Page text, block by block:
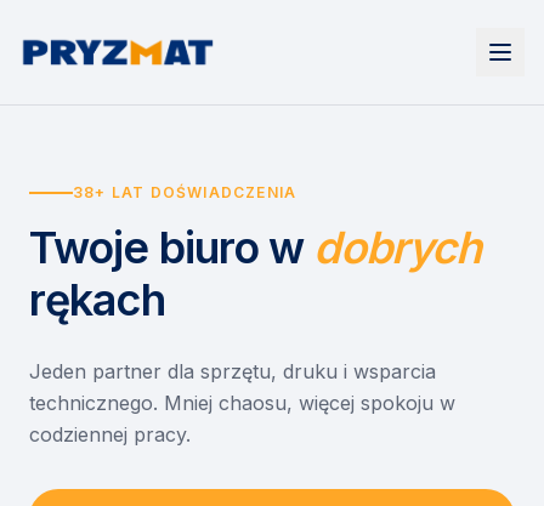
Urządzenia
Drukarki i urządzenia wielofunkcyjne
Etykiety i identyfikacja
Skanery i obieg dokumentów
Monitory interaktywne
Niszczarki dokumentów
Wynajem drukarek
Wynajem urządzeń biurowych
Asystent druku
EZD RP
Misja szkoła
Serwis
O nas
Kontakt
38+ LAT DOŚWIADCZENIA
Twoje biuro w dobrych
rękach
Jeden partner dla sprzętu, druku i wsparcia
technicznego. Mniej chaosu, więcej spokoju w
codziennej pracy.